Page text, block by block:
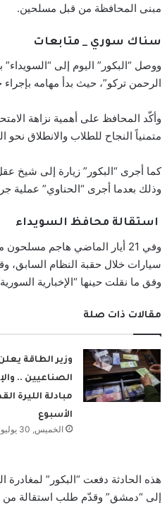
مبنى المحافظة من قبل مسلحين.
سناك سوري _ متابعات
ووصل “البكور” اليوم إلى “السويداء”
الرحمن تركو”، حيث بدأ مهامه
وأكّد المحافظ على أهمية نزاهة
متمنياً النجاح للطلاب والانطلاق
كما أجرى “البكور” زيارة إلى شيخ
وذلك بعدما أجرى “الحناوي” عملية
استقالة محافظ السويداء
وفي 21 أيار الماضي هاجم
سيارات خلال حقبة النظام السابق،
وفق ما نقلت حينها “الإخبارية
مقالات ذات صلة
وزير الطاقة
الصناعيين ..
مبادلة الليرة
الأسبوع
الخميس, 30 يوليو 2026, 6:39 م
هذه الحادثة دفعت “البكور”
إلى “دمشق” وقدّم طلب استقالة من